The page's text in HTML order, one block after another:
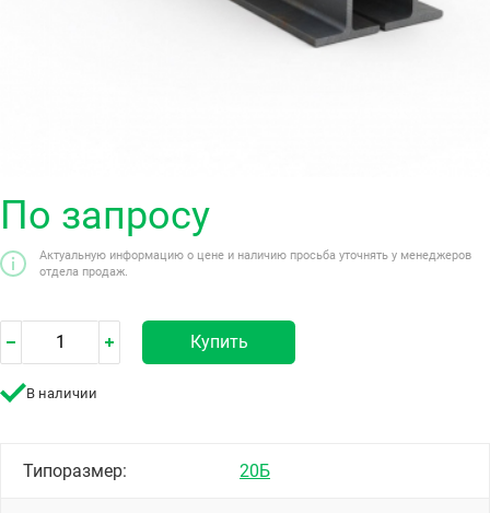
По запросу
Актуальную информацию о цене и наличию просьба уточнять у менеджеров
отдела продаж.
Купить
В наличии
Типоразмер: 20Б